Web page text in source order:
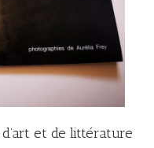
et de littérature